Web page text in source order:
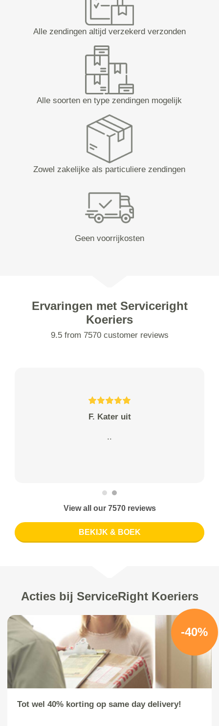
Alle zendingen altijd verzekerd verzonden
Alle soorten en type zendingen mogelijk
Zowel zakelijke als particuliere zendingen
Geen voorrijkosten
Ervaringen met Serviceright
Koeriers
9.5 from 7570 customer reviews
F. Kater uit
..
View all our 7570 reviews
BEKIJK & BOEK
Acties bij ServiceRight Koeriers
-40%
Tot wel 40% korting op same day delivery!